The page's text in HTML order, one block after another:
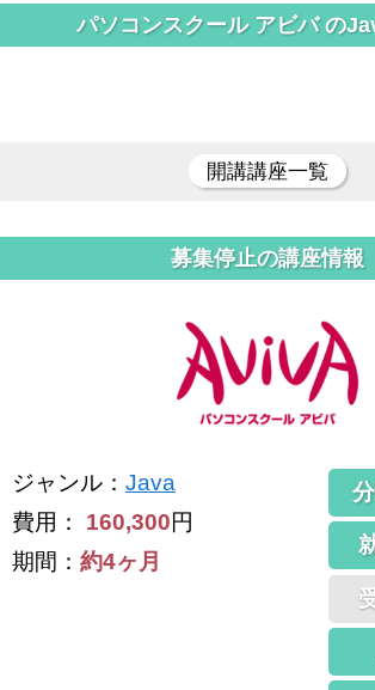
パソコンスクール アビバ の
開講講座一覧
募集停止の講座情報
ジャンル ： Java
費用： 160,300円
期間： 約4ヶ月